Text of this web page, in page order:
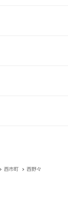
西市町 西野々